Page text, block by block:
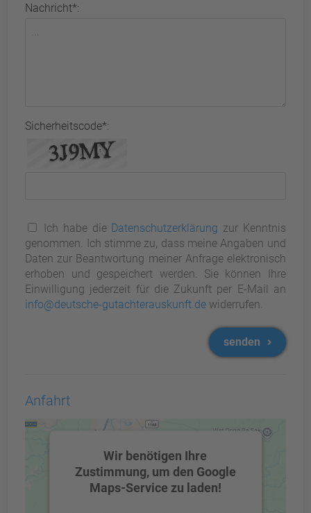
Nachricht*:
Sicherheitscode*:
Ich habe die Datenschutzerklärung zur Kenntnis
genommen. Ich stimme zu, dass meine Angaben und
Daten zur Beantwortung meiner Anfrage elektronisch
erhoben und gespeichert werden. Sie können Ihre
Einwilligung jederzeit für die Zukunft per E-Mail an
info@deutsche-gutachterauskunft.de widerrufen.
senden
Anfahrt
Wir benötigen Ihre
Zustimmung, um den Google
Maps-Service zu laden!